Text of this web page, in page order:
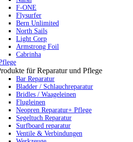
F-ONE
Flysurfer
Bern Unlimited
North Sails
Light Corp
Armstrong Foil
Cabrinha
für Reparatur und Pflege
Bar Reparatur
Bladder / Schlauchreparatur
Bridles / Waageleinen
Flugleinen
Neopren Reparatur+ Pflege
Segeltuch Reparatur
Surfboard reparatur
Ventile & Verbindungen